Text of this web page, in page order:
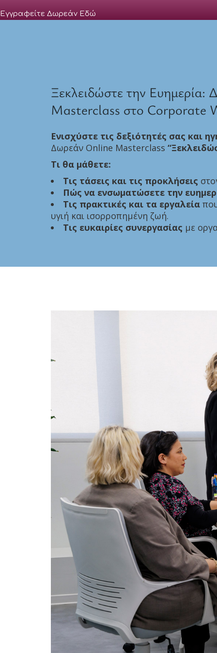
Εγγραφείτε Δωρεάν Εδώ
Ξεκλειδώστε την Ευημερία:
Masterclass στο Corporate
Ενισχύστε τις δεξιότητές σας και
Δωρεάν Online Masterclass
Τι θα μάθετε:
Τις τάσεις και τις προκλήσεις
Πώς να ενσωματώσετε την
Τις πρακτικές και τα εργαλεία
υγιή και ισορροπημένη ζωή.
Τις ευκαιρίες συνεργασίας με